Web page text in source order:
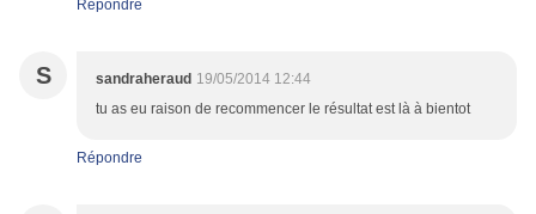
Répondre
S sandraheraud 19/05/2014 12:44
tu as eu raison de recommencer le résultat est là à bientot
Répondre